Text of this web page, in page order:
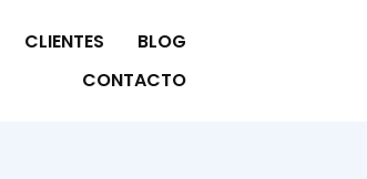
CLIENTES
BLOG
CONTACTO